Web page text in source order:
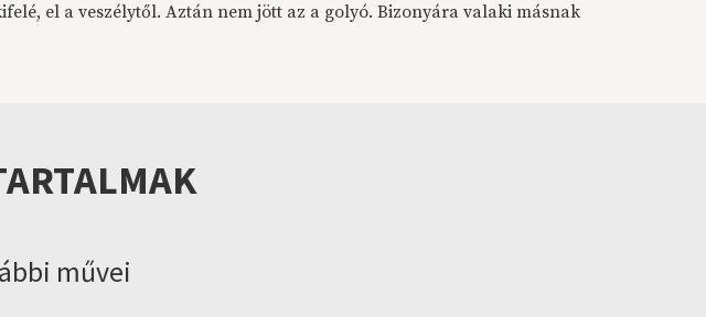
el a veszélytől. Aztán nem jött az a golyó. Bizonyára valaki másnak
művei